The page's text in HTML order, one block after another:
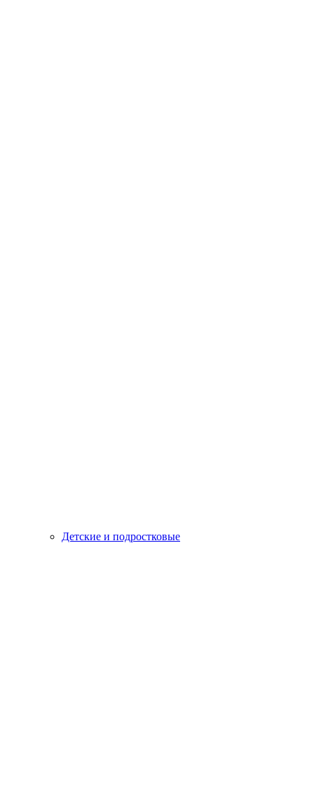
Детские и подростковые